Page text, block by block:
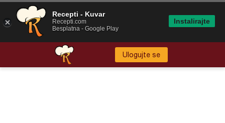
Ulogujte se
Recepti - Kuvar
Recepti.com
Besplatna - Google Play
Instalirajte